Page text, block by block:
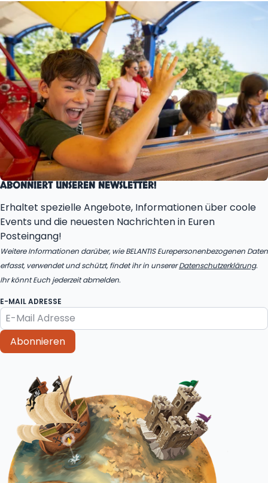
ABONNIERT UNSEREN NEWSLETTER!
Erhaltet spezielle Angebote, Informationen über coole
Events und die neuesten Nachrichten in Euren
Posteingang!
Weitere Informationen darüber, wie BELANTIS Eurepersonenbezogenen Daten
erfasst, verwendet und schützt, findet ihr in unsererDatenschutzerklärung.
Ihr könnt Euch jederzeit abmelden.
E-MAIL ADRESSE
Abonnieren